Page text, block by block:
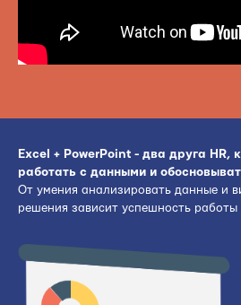
Excel + PowerPoint - два друга HR,
работать с данными и
От умения анализировать данные и
решения зависит успешность работы